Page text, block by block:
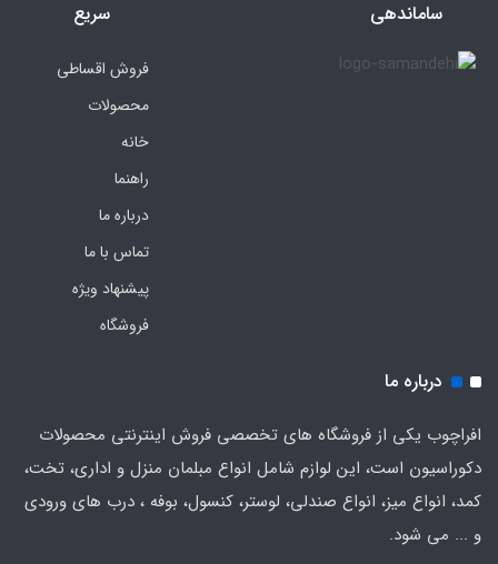
ساماندهی
سریع
فروش اقساطی
محصولات
خانه
راهنما
درباره ما
تماس با ما
پیشنهاد ویژه
فروشگاه
درباره ما
افراچوب یکی از فروشگاه های تخصصی فروش اینترنتی محصولات
دکوراسیون است، این لوازم شامل انواع مبلمان منزل و اداری، تخت،
کمد، انواع میز، انواع صندلی، لوستر، کنسول، بوفه ، درب های ورودی
و ... می شود.